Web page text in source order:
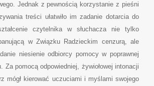
Jednak z pewnością korzystanie z pieśni
treści ułatwiło im zadanie dotarcia do
czytelnika w słuchacza nie tylko
w Związku Radzieckim cenzurą, ale
niesienie odbiorcy pomocy w poprawnej
Za pomocą odpowiedniej, żywiołowej intonacji
mógł kierować uczuciami i myślami swojego